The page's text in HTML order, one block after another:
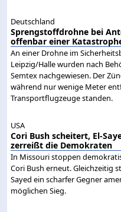
Deutschland
Sprengstoffdrohne bei
offenbar einer
An einer Drohne im
Leipzig/Halle wurden nach
Semtex nachgewiesen. Der
während nur wenige Meter
Transportflugzeuge standen.
USA
Cori Bush scheitert, El-
zerreißt die Demokraten
In Missouri stoppen
Cori Bush erneut. Gleichzeitig
Sayed ein scharfer Gegner
möglichen Sieg.